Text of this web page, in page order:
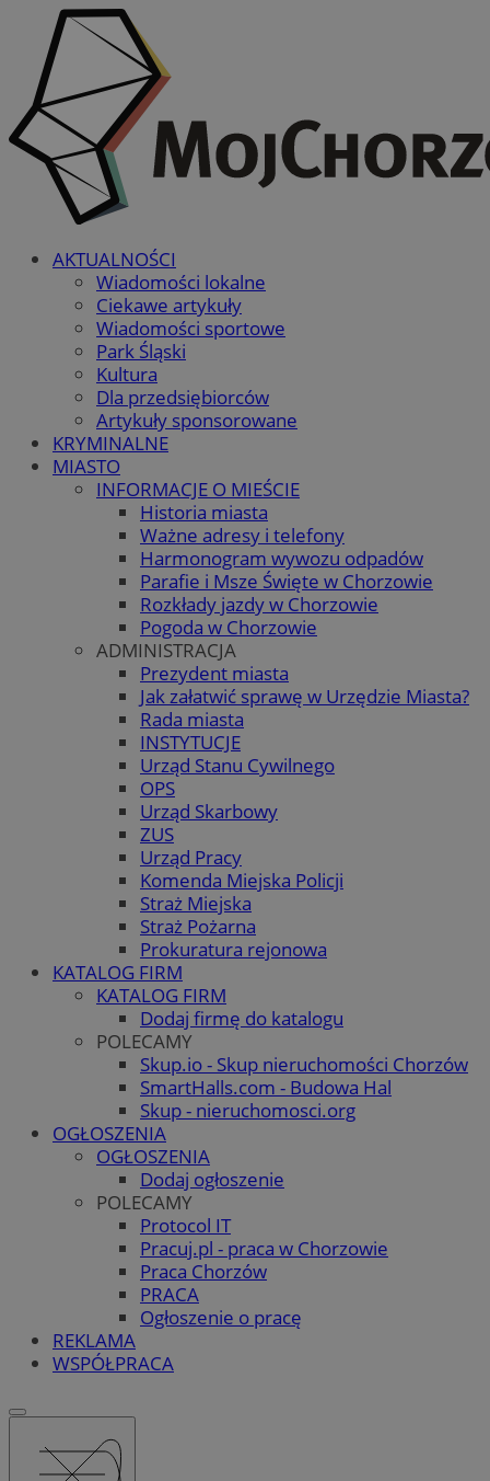
AKTUALNOŚCI
Wiadomości lokalne
Ciekawe artykuły
Wiadomości sportowe
Park Śląski
Kultura
Dla przedsiębiorców
Artykuły sponsorowane
KRYMINALNE
MIASTO
INFORMACJE O MIEŚCIE
Historia miasta
Ważne adresy i telefony
Harmonogram wywozu odpadów
Parafie i Msze Święte w Chorzowie
Rozkłady jazdy w Chorzowie
Pogoda w Chorzowie
ADMINISTRACJA
Prezydent miasta
Jak załatwić sprawę w Urzędzie Miasta?
Rada miasta
INSTYTUCJE
Urząd Stanu Cywilnego
OPS
Urząd Skarbowy
ZUS
Urząd Pracy
Komenda Miejska Policji
Straż Miejska
Straż Pożarna
Prokuratura rejonowa
KATALOG FIRM
KATALOG FIRM
Dodaj firmę do katalogu
POLECAMY
Skup.io - Skup nieruchomości Chorzów
SmartHalls.com - Budowa Hal
Skup - nieruchomosci.org
OGŁOSZENIA
OGŁOSZENIA
Dodaj ogłoszenie
POLECAMY
Protocol IT
Pracuj.pl - praca w Chorzowie
Praca Chorzów
PRACA
Ogłoszenie o pracę
REKLAMA
WSPÓŁPRACA